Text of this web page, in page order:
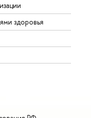
здоровья